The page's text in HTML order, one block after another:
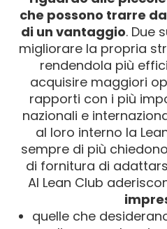
che possono trarre
di un vantaggio. Due
migliorare la propria
rendendola più
acquisire maggiori
rapporti con i più
nazionali e
al loro interno la
sempre di più
di fornitura di
Al Lean Club
quelle che